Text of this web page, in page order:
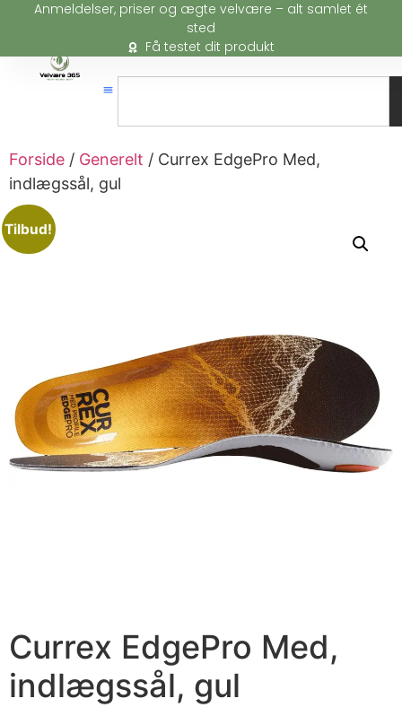
Anmeldelser, priser og ægte velvære – alt samlet ét
sted
Få testet dit produkt
Forside / Generelt / Currex EdgePro Med,
indlægssål, gul
Tilbud!
Currex EdgePro Med,
indlægssål, gul